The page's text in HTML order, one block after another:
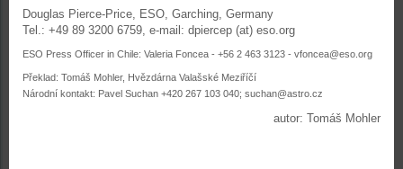
Douglas Pierce-Price, ESO, Garching, Germany
Tel.: +49 89 3200 6759, e-mail: dpiercep (at) eso.org
ESO Press Officer in Chile: Valeria Foncea - +56 2 463 3123 - vfoncea@eso.org
Překlad: Tomáš Mohler, Hvězdárna Valašské Meziříčí
Národní kontakt: Pavel Suchan +420 267 103 040; suchan@astro.cz
autor: Tomáš Mohler